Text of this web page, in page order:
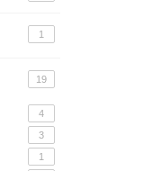
1
19
4
3
1